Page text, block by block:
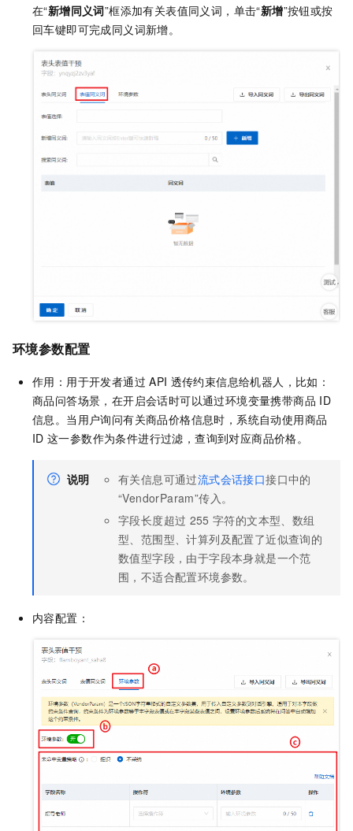
在“新增同义词”框添加有关表值同义词，单击“新增”按钮或按
回车键即可完成同义词新增。
环境参数配置
作用：用于开发者通过 API 透传约束信息给机器人，比如：
商品问答场景，在开启会话时可以通过环境变量携带商品 ID
信息。当用户询问有关商品价格信息时，系统自动使用商品
ID 这一参数作为条件进行过滤，查询到对应商品价格。
说明 有关信息可通过流式会话接口接口中的
“VendorParam”传入。
字段长度超过 255 字符的文本型、数组
型、范围型、计算列及配置了近似查询的
数值型字段，由于字段本身就是一个范
围，不适合配置环境参数。
内容配置：